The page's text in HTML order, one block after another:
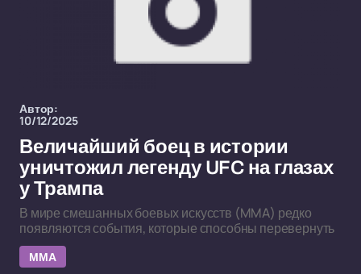
Автор:
10/12/2025
Величайший боец в истории
уничтожил легенду UFC на глазах
у Трампа
В мире смешанных боевых искусств (MMA) редко
появляются события, которые способны перевернуть
ММА